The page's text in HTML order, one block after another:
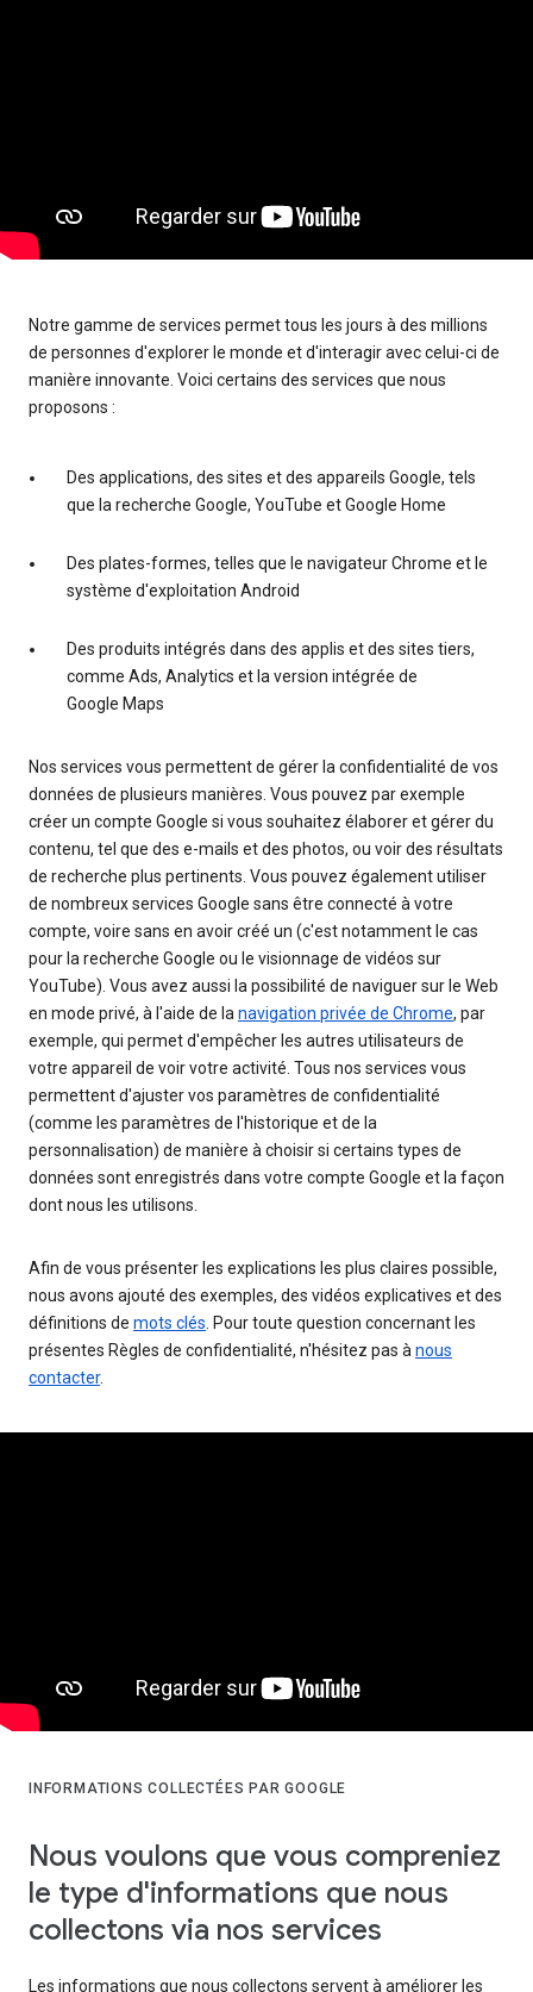
Notre gamme de services permet tous les jours à des millions
de personnes d'explorer le monde et d'interagir avec celui-ci de
manière innovante. Voici certains des services que nous
proposons :
Des applications, des sites et des appareils Google, tels
que la recherche Google, YouTube et Google Home
Des plates-formes, telles que le navigateur Chrome et le
système d'exploitation Android
Des produits intégrés dans des applis et des sites tiers,
comme Ads, Analytics et la version intégrée de
Google Maps
Nos services vous permettent de gérer la confidentialité de vos
données de plusieurs manières. Vous pouvez par exemple
créer un compte Google si vous souhaitez élaborer et gérer du
contenu, tel que des e-mails et des photos, ou voir des résultats
de recherche plus pertinents. Vous pouvez également utiliser
de nombreux services Google sans être connecté à votre
compte, voire sans en avoir créé un (c'est notamment le cas
pour la recherche Google ou le visionnage de vidéos sur
YouTube). Vous avez aussi la possibilité de naviguer sur le Web
en mode privé, à l'aide de la navigation privée de Chrome, par
exemple, qui permet d'empêcher les autres utilisateurs de
votre appareil de voir votre activité. Tous nos services vous
permettent d'ajuster vos paramètres de confidentialité
(comme les paramètres de l'historique et de la
personnalisation) de manière à choisir si certains types de
données sont enregistrés dans votre compte Google et la façon
dont nous les utilisons.
Afin de vous présenter les explications les plus claires possible,
nous avons ajouté des exemples, des vidéos explicatives et des
définitions de mots clés . Pour toute question concernant les
présentes Règles de confidentialité, n'hésitez pas à nous
contacter.
INFORMATIONS COLLECTÉES PAR GOOGLE
Nous voulons que vous compreniez
le type d'informations que nous
collectons via nos services
Les informations que nous collectons servent à améliorer les